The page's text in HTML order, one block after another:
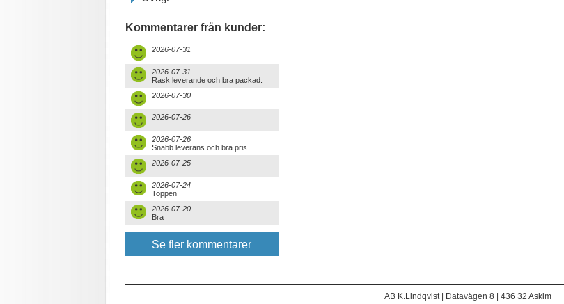
Kommentarer från kunder:
2026-07-31
2026-07-31
Rask leverande och bra packad.
2026-07-30
2026-07-26
2026-07-26
Snabb leverans och bra pris.
2026-07-25
2026-07-24
Toppen
2026-07-20
Bra
Se fler kommentarer
AB K.Lindqvist | Datavägen 8 | 436 32 Askim